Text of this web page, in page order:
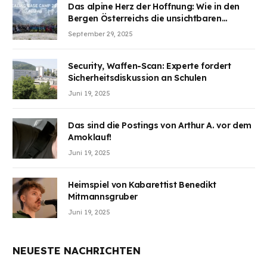
Das alpine Herz der Hoffnung: Wie in den
Bergen Österreichs die unsichtbaren
Wunden des Kriegesheilen
September 29, 2025
Security, Waffen-Scan: Experte fordert
Sicherheitsdiskussion an Schulen
Juni 19, 2025
Das sind die Postings von Arthur A. vor dem
Amoklauf!
Juni 19, 2025
Heimspiel von Kabarettist Benedikt
Mitmannsgruber
Juni 19, 2025
NEUESTE NACHRICHTEN